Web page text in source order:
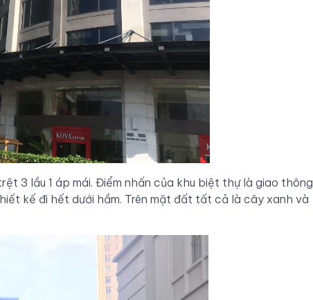
3 lầu 1 áp mái. Điểm nhấn của khu biệt thự là giao thông
kế đi hết dưới hầm. Trên mặt đất tất cả là cây xanh và